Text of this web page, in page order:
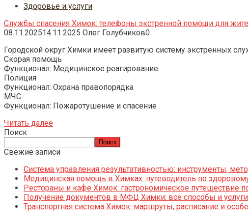
Здоровье и услуги
Службы спасения Химок: телефоны экстренной помощи для
08.11.202514.11.2025 Олег Голубчиков0
Городской округ Химки имеет развитую систему экстренных
Скорая помощь
Функционал: Медицинское реагирование
Полиция
Функционал: Охрана правопорядка
МЧС
Функционал: Пожаротушение и спасение
Читать далее
Поиск
Поиск
Свежие записи
Система управления результативностью: инструменты,
Медицинская помощь в Химках: путеводитель по
Рестораны и кафе Химок: гастрономическое путешествие
Получение документов в МФЦ Химки: все способы и услуги
Транспортная система Химок: маршруты, расписание и